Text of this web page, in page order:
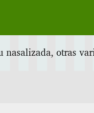
nasalizada, otras